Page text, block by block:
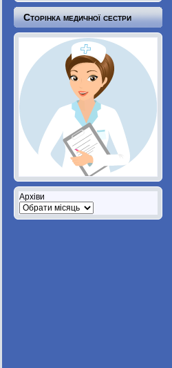
Сторінка медичної сестри
Архіви